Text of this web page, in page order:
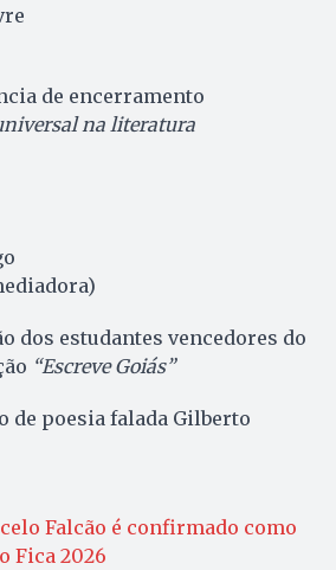
de encerramento
na literatura
dos estudantes vencedores do
“Escreve Goiás”
de poesia falada Gilberto
Falcão é confirmado como
Fica 2026